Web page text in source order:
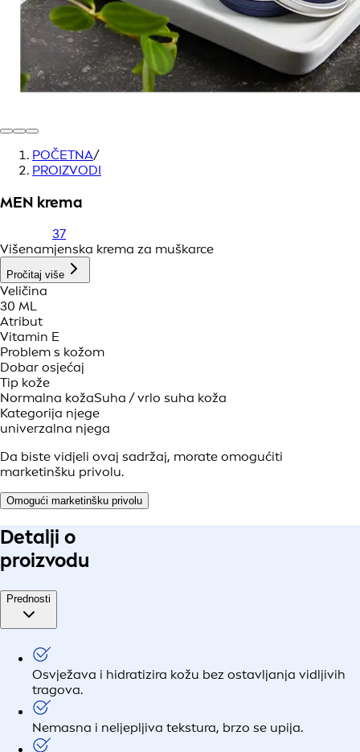
POČETNA/
PROIZVODI
MEN krema
37
Višenamjenska krema za muškarce
Pročitaj više
Veličina
30 ML
Atribut
Vitamin E
Problem s kožom
Dobar osjećaj
Tip kože
Normalna kožaSuha / vrlo suha koža
Kategorija njege
univerzalna njega
Da biste vidjeli ovaj sadržaj, morate omogućiti
marketinšku privolu.
Omogući marketinšku privolu
Detalji o
proizvodu
Prednosti
Osvježava i hidratizira kožu bez ostavljanja vidljivih
tragova.
Nemasna i neljepljiva tekstura, brzo se upija.